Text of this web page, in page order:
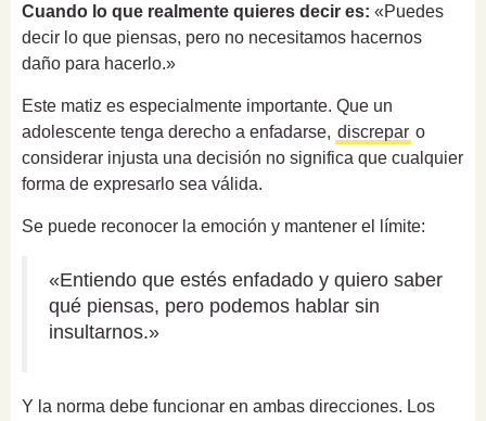
Cuando lo que realmente quieres decir es: «Puedes
decir lo que piensas, pero no necesitamos hacernos
daño para hacerlo.»
Este matiz es especialmente importante. Que un
adolescente tenga derecho a enfadarse, discrepar o
considerar injusta una decisión no significa que cualquier
forma de expresarlo sea válida.
Se puede reconocer la emoción y mantener el límite:
«Entiendo que estés enfadado y quiero saber
qué piensas, pero podemos hablar sin
insultarnos.»
Y la norma debe funcionar en ambas direcciones. Los